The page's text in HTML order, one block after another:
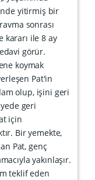
yitirmiş bir
sonrası
kararı ile 8 ay
görür.
koymak
Pat'in
olup, işini geri
geri
için
Bir yemekte,
Pat, genç
yakınlaşır.
teklif eden